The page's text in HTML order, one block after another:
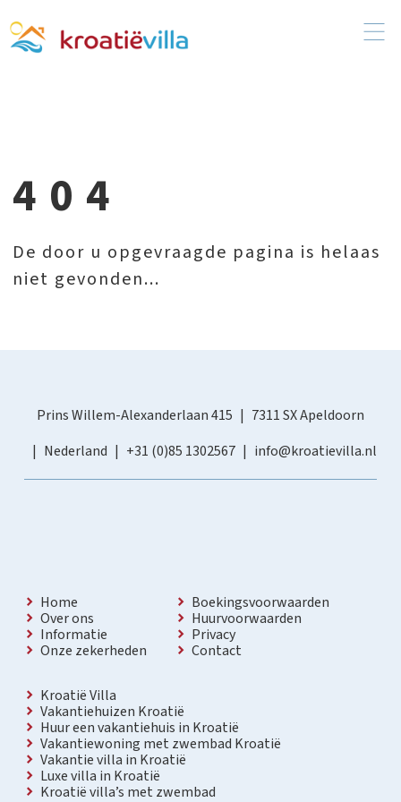
404
De door u opgevraagde pagina is helaas
niet gevonden...
Prins Willem-Alexanderlaan 415
7311 SX Apeldoorn
Nederland
+31 (0)85 1302567 info@kroatievilla.nl
Home
Over ons
Informatie
Onze zekerheden
Boekingsvoorwaarden
Huurvoorwaarden
Privacy
Contact
Kroatië Villa
Vakantiehuizen Kroatië
Huur een vakantiehuis in Kroatië
Vakantiewoning met zwembad Kroatië
Vakantie villa in Kroatië
Luxe villa in Kroatië
Kroatië villa’s met zwembad